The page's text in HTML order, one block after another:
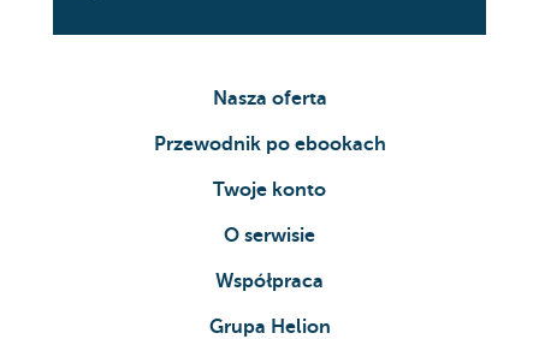
Nasza oferta
Przewodnik po ebookach
Twoje konto
O serwisie
Współpraca
Grupa Helion